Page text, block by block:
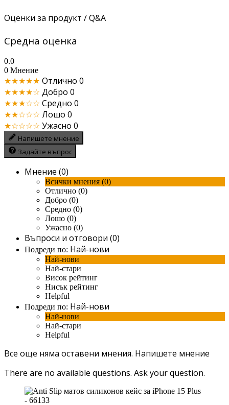
Оценки за продукт / Q&A
Средна оценка
0.0
0 Мнение
★★★★★ Отлично 0
★★★★☆ Добро 0
★★★☆☆ Средно 0
★★☆☆☆ Лошо 0
★☆☆☆☆ Ужасно 0
Напишете мнение
Задайте въпрос
Мнение (0)
Всички мнения (0)
Отлично (0)
Добро (0)
Средно (0)
Лошо (0)
Ужасно (0)
Въпроси и отговори (0)
Подреди по: Най-нови
Най-нови
Най-стари
Висок рейтинг
Нисък рейтинг
Helpful
Подреди по: Най-нови
Най-нови
Най-стари
Helpful
Все още няма оставени мнения. Напишете мнение
There are no available questions. Ask your question.